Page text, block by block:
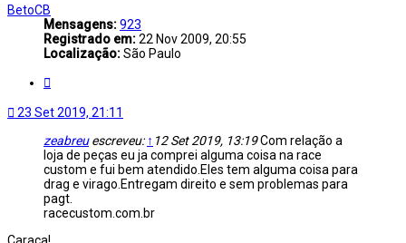
topo
BetoCB
Mensagens:923
Registrado em:22 Nov 2009, 20:55
Localização:São Paulo
23 Set 2019, 21:11
zeabreuescreveu: ↑ 12 Set 2019, 13:19Com relação a
loja de peças eu ja comprei alguma coisa na race
custom e fui bem atendido.Eles tem alguma coisa para
drag e virago.Entregam direito e sem problemas para
pagt.
racecustom.com.br